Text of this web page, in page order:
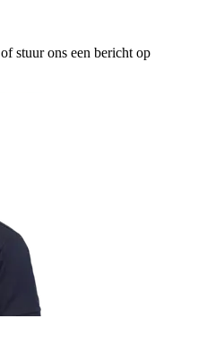
of stuur ons een bericht op